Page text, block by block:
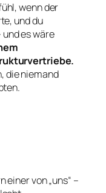
wenn der
und du
es wäre
die niemand
einer von „uns“ –